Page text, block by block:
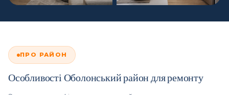
ПРО РАЙОН
Особливості Оболонський район для ремонту